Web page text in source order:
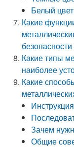
Белый цвет
Какие
безопасности
Какие типы
наиболее
Какие
Зачем
Общие